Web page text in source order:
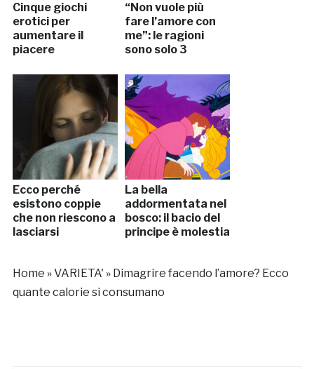
Cinque giochi
erotici per
aumentare il
piacere
“Non vuole più
fare l’amore con
me”: le ragioni
sono solo 3
Ecco perché
esistono coppie
che non riescono a
lasciarsi
La bella
addormentata nel
bosco: il bacio del
principe è molestia
Home »VARIETA' » Dimagrire facendo l’amore? Ecco
quante calorie si consumano